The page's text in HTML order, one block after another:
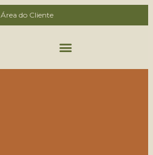
Área do Cliente